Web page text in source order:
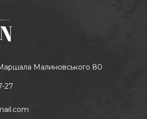
Малиновського 80
27